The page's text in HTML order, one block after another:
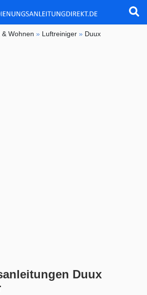
& Wohnen » Luftreiniger » Duux
Duux